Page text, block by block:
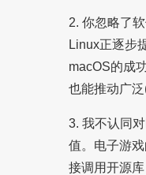
2. 你忽略了
Linux正逐步
macOS的成
也能推动广泛
3. 我不认同
值。电子游
接调用开源